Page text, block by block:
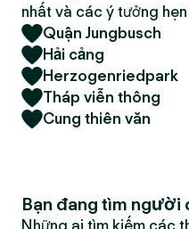
nhất và các ý tưởng
Quận Jungbusch
Hải cảng
Herzogenriedpark
Tháp viễn thông
Cung thiên văn
Bạn đang tìm người
Những ai tìm kiếm các